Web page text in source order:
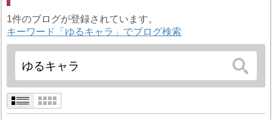
1件のブログが登録されています。
キーワード「ゆるキャラ」でブログ検索